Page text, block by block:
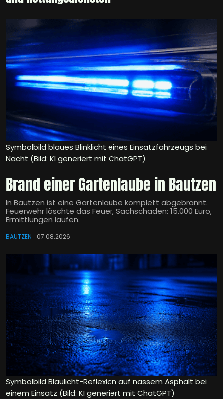
Symbolbild blaues Blinklicht eines Einsatzfahrzeugs bei
Nacht (Bild: KI generiert mit ChatGPT)
Brand einer Gartenlaube in Bautzen
In Bautzen ist eine Gartenlaube komplett abgebrannt.
Feuerwehr löschte das Feuer, Sachschaden: 15.000 Euro,
Ermittlungen laufen.
BAUTZEN 07.08.2026
Symbolbild Blaulicht-Reflexion auf nassem Asphalt bei
einem Einsatz (Bild: KI generiert mit ChatGPT)